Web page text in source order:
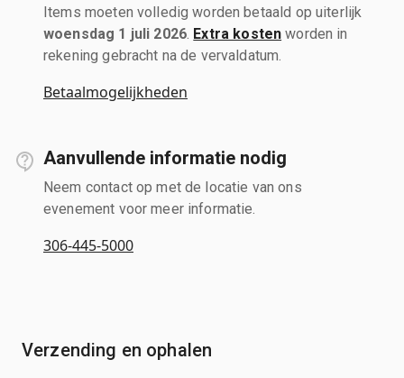
Items moeten volledig worden betaald op uiterlijk
woensdag 1 juli 2026 Extra kosten worden in
rekening gebracht na de vervaldatum.
Betaalmogelijkheden
Aanvullende informatie nodig
Neem contact op met de locatie van ons
evenement voor meer informatie.
306-445-5000
Verzending en ophalen